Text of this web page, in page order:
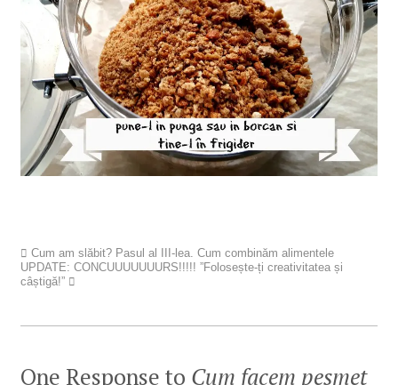
Cum am slăbit? Pasul al III-lea. Cum combinăm alimentele
UPDATE: CONCUUUUUUURS!!!!! ”Folosește-ți creativitatea și
câștigă!”
One Response to Cum facem pesmet